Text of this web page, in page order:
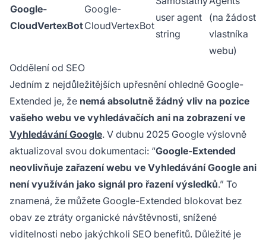
Google-
CloudVertexBot
Google-
CloudVertexBot
user agent
string
(na žádost
vlastníka
webu)
Oddělení od SEO
Jedním z nejdůležitějších upřesnění ohledně Google-
Extended je, že nemá absolutně žádný vliv na pozice
vašeho webu ve vyhledávačích ani na zobrazení ve
Vyhledávání Google. V dubnu 2025 Google výslovně
aktualizoval svou dokumentaci: “Google-Extended
neovlivňuje zařazení webu ve Vyhledávání Google ani
není využíván jako signál pro řazení výsledků.” To
znamená, že můžete Google-Extended blokovat bez
obav ze ztráty organické návštěvnosti, snížené
viditelnosti nebo jakýchkoli SEO benefitů. Důležité je